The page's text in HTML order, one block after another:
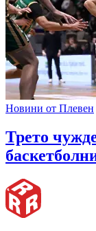
Новини от Плевен
Трето